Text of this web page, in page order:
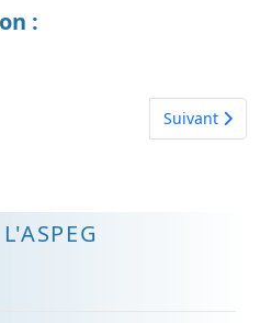
:
de bar Article
Suivant